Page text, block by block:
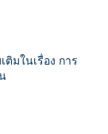
ติมในเรื่อง การ